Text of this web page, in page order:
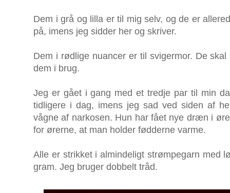
Dem i grå og lilla er til mig selv, og de er
på, imens jeg sidder her og skriver.
Dem i rødlige nuancer er til svigermor. De
dem i brug.
Jeg er gået i gang med et tredje par til min
tidligere i dag, imens jeg sad ved siden af
vågne af narkosen. Hun har fået nye dræn i
for ørerne, at man holder fødderne varme.
Alle er strikket i almindeligt strømpegarn med
gram. Jeg bruger dobbelt tråd.